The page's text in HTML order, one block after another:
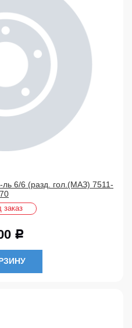
6/6 (разд. гол.(МАЗ) 7511-
заказ
Р